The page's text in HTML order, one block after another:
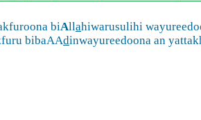
biAllahiwarusulihi
bibaAAdinwayureedoona an